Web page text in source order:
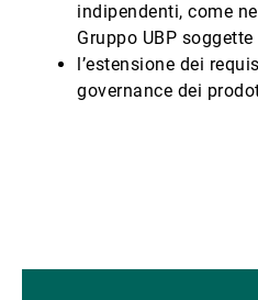
indipendenti, come
Gruppo UBP
l’estensione dei
governance dei